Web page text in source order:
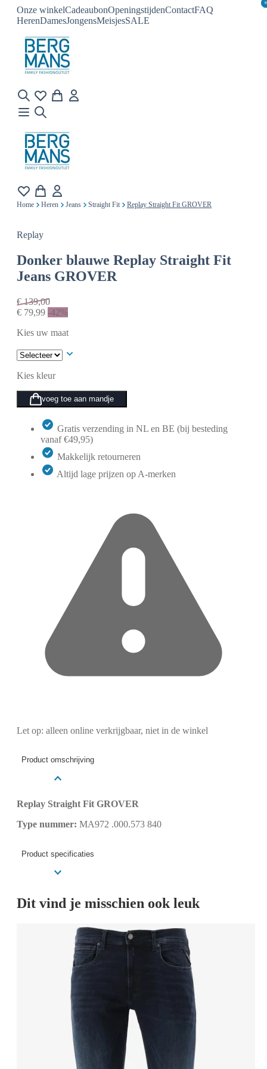
Onze winkelCadeaubonOpeningstijdenContactFAQ
HerenDamesJongensMeisjesSALE
×
×
Home Heren Jeans Straight Fit Replay Straight Fit GROVER
Replay
Donker blauwe Replay Straight Fit
Jeans GROVER
€139,00
€ 79,99 -42%
Kies uw maat
Kies kleur
voeg toe aan mandje
Gratis verzending in NL en BE (bij besteding
vanaf €49,95)
Makkelijk retourneren
Altijd lage prijzen op A-merken
Let op: alleen online verkrijgbaar, niet in de winkel
Product omschrijving
Replay Straight Fit GROVER
Type nummer: MA972 .000.573 840
Product specificaties
Dit vind je misschien ook leuk